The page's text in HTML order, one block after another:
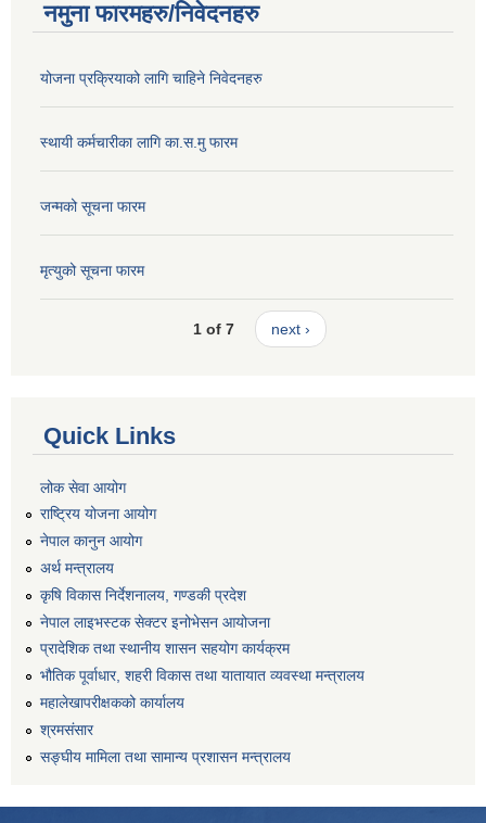
नमुना फारमहरु/निवेदनहरु
योजना प्रक्रियाको लागि चाहिने निवेदनहरु
स्थायी कर्मचारीका लागि का.स.मु फारम
जन्मको सूचना फारम
मृत्युको सूचना फारम
1 of 7 next ›
Quick Links
लोक सेवा आयोग
राष्ट्रिय योजना आयोग
नेपाल कानुन आयोग
अर्थ मन्त्रालय
कृषि विकास निर्देशनालय, गण्डकी प्रदेश
नेपाल लाइभस्टक सेक्टर इनोभेसन आयोजना
प्रादेशिक तथा स्थानीय शासन सहयोग कार्यक्रम
भौतिक पूर्वाधार, शहरी विकास तथा यातायात व्यवस्था मन्त्रालय
महालेखापरीक्षकको कार्यालय
श्रमसंसार
सङ्घीय मामिला तथा सामान्य प्रशासन मन्त्रालय